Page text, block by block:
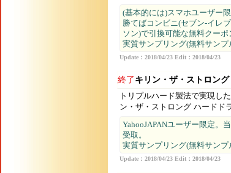
(基本的には)スマホユーザー
勝てばコンビニ(セブン-イレ
ソン)で引換可能な無料クーポ
実質サンプリング(無料サンプ
Update：2018/04/23 Edit：2018/04/23
終了 キリン・ザ・ストロン
トリプルハード製法で実現し
ン・ザ・ストロング ハードド
YahooJAPANユーザー限定。
受取。
実質サンプリング(無料サンプ
Update：2018/04/23 Edit：2018/04/23